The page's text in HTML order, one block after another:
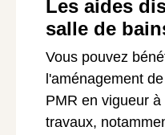
Les aides
salle de
Vous pouvez
l'aménagement
PMR en vigueur
travaux,